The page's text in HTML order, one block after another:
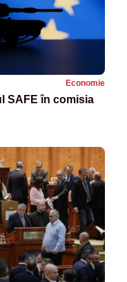
Economie
SAFE în comisia